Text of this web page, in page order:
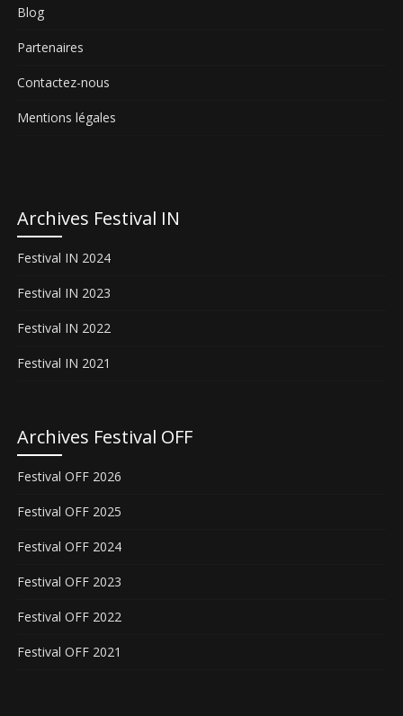
Blog
Partenaires
Contactez-nous
Mentions légales
Archives Festival IN
Festival IN 2024
Festival IN 2023
Festival IN 2022
Festival IN 2021
Archives Festival OFF
Festival OFF 2026
Festival OFF 2025
Festival OFF 2024
Festival OFF 2023
Festival OFF 2022
Festival OFF 2021